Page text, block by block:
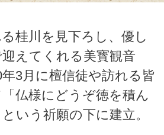
桂川を見下ろし、優し
えてくれる美寳観音
3月に檀信徒や訪れる皆
仏様にどうぞ徳を積ん
いう祈願の下に建立。